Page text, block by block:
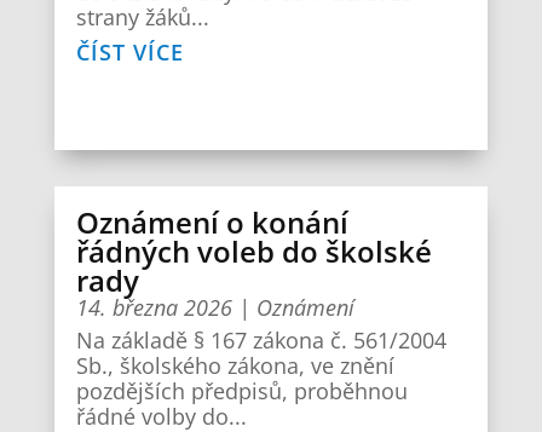
strany žáků...
ČÍST VÍCE
Oznámení o konání
řádných voleb do školské
rady
14. března 2026| Oznámení
Na základě § 167 zákona č. 561/2004
Sb., školského zákona, ve znění
pozdějších předpisů, proběhnou
řádné volby do...